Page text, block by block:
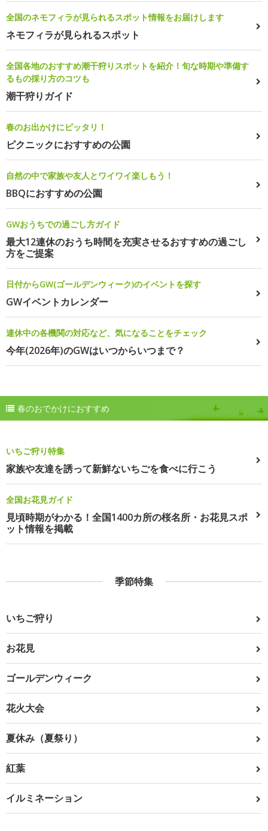
全国のネモフィラが見られるスポット情報をお届けします
ネモフィラが見られるスポット
全国各地のおすすめ潮干狩りスポットを紹介！旬な時期や準備す
るもの採り方のコツも
潮干狩りガイド
春のお出かけにピッタリ！
ピクニックにおすすめの公園
自然の中で家族や友人とワイワイ楽しもう！
BBQにおすすめの公園
GWおうちでの過ごし方ガイド
最大12連休のおうち時間を充実させるおすすめの過ごし
方をご提案
日付からGW(ゴールデンウィーク)のイベントを探す
GWイベントカレンダー
連休中の各機関の対応など、気になることをチェック
今年(2026年)のGWはいつからいつまで？
春のおでかけにおすすめ
いちご狩り特集
家族や友達を誘って新鮮ないちごを食べに行こう
全国お花見ガイド
見頃時期がわかる！全国1400カ所の桜名所・お花見スポ
ット情報を掲載
季節特集
いちご狩り
お花見
ゴールデンウィーク
花火大会
夏休み（夏祭り）
紅葉
イルミネーション